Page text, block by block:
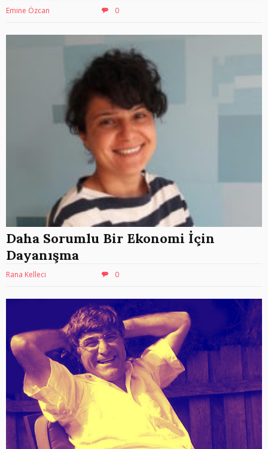
Emine Özcan 0
Daha Sorumlu Bir Ekonomi İçin
Dayanışma
Rana Kelleci 0